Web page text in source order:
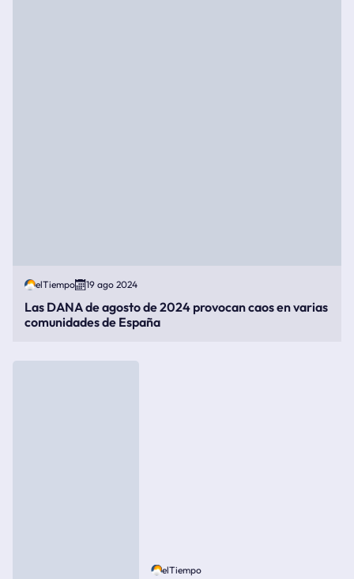
elTiempo 19 ago 2024
Las DANA de agosto de 2024 provocan caos en varias
comunidades de España
elTiempo